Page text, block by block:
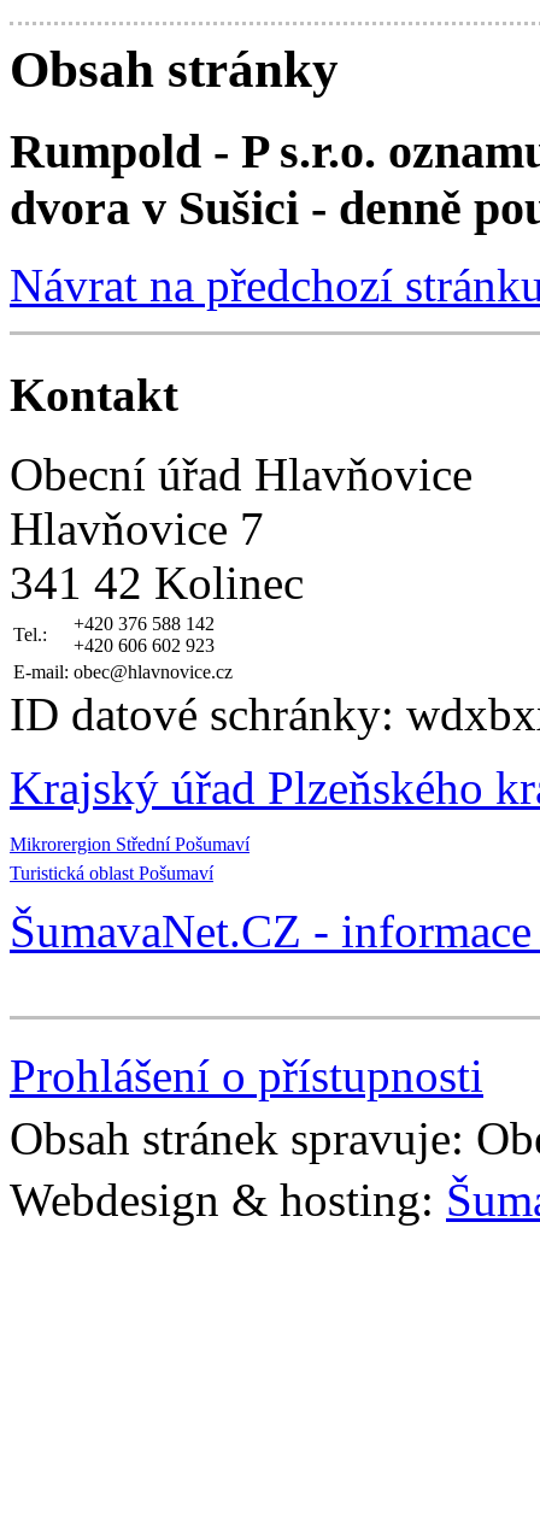
Obsah stránky
Rumpold - P s.r.o.
dvora v Sušici - denně
Návrat na předchozí
Kontakt
Obecní úřad Hlavňovice
Hlavňovice 7
341 42 Kolinec
Tel.:
+420 376 588 142
+420 606 602 923
E-mail: obec@hlavnovice.cz
ID datové schránky:
Krajský úřad Plzeňského
Mikrorergion Střední Pošumaví
Turistická oblast Pošumaví
ŠumavaNet.CZ -
Prohlášení o přístupnosti
Obsah stránek spravuje:
Webdesign & hosting: